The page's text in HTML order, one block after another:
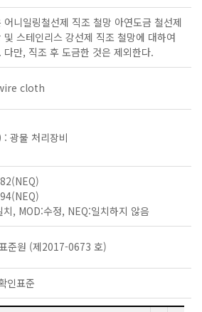
어니일링철선제 직조 철망 아연도금 철선제
및 스테인리스 강선제 직조 철망에 대하여
다만, 직조 후 도금한 것은 제외한다.
cloth
광물 처리장비
, MOD:수정, NEQ:일치하지 않음
준원 (제2017-0673 호)
인표준